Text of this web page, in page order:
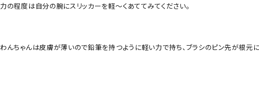
力の程度は自分の腕にスリッカーを軽～くあててみてください。
わんちゃんは皮膚が薄いので鉛筆を持つように軽い力で持ち、ブラシのピン先が根元